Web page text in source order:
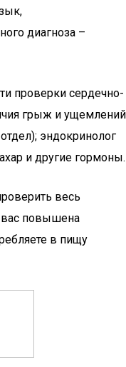
диагноза –
проверки сердечно-
грыж и ущемлений
эндокринолог
и другие гормоны.
весь
вас повышена
в пищу